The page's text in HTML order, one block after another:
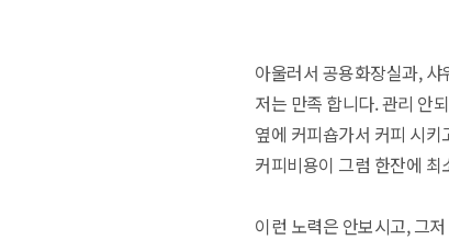
아울러서 공용화장실과, 샤
저는 만족 합니다. 관리 안
옆에 커피숍가서 커피 시키
커피비용이 그럼 한잔에
이런 노력은 안보시고, 그